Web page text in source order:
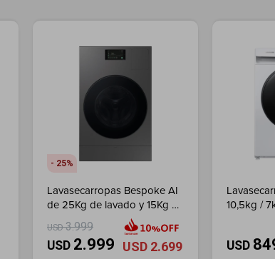
25
Lavasecarropas Bespoke AI
de 25Kg de lavado y 15Kg de
secado
USD 3.999
USD 2.999 USD 2.699
10,5kg /
USD